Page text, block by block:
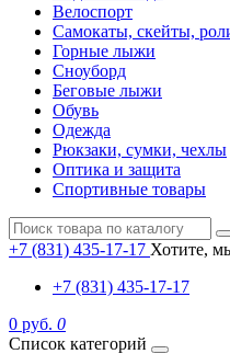
Велоспорт
Самокаты, скейты,
Горные лыжи
Сноуборд
Беговые лыжи
Обувь
Одежда
Рюкзаки, сумки, чехлы
Оптика и защита
Спортивные товары
+7 (831) 435-17-17 Хотите,
+7 (831) 435-17-17
0 руб. 0
Список категорий